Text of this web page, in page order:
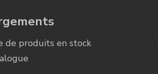
de produits en stock